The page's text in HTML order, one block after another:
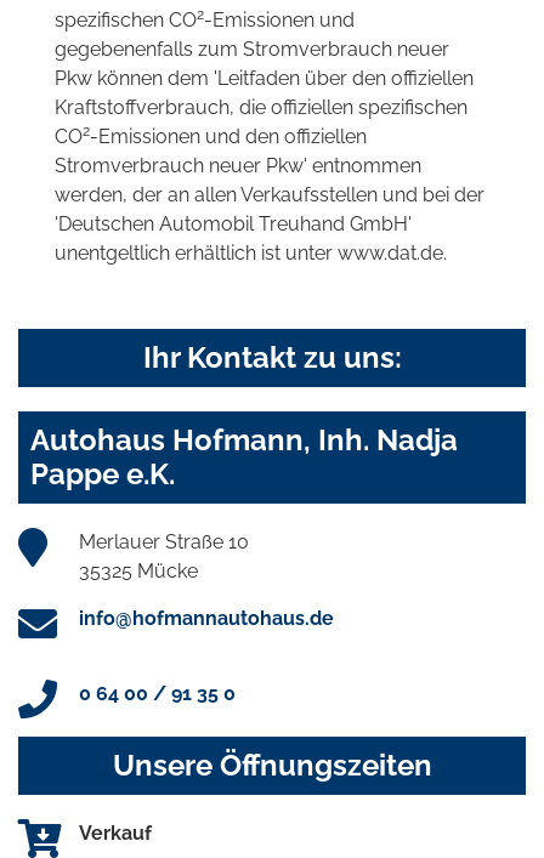
spezifischen CO2-Emissionen und
gegebenenfalls zum Stromverbrauch neuer
Pkw können dem 'Leitfaden über den offiziellen
Kraftstoffverbrauch, die offiziellen spezifischen
CO2-Emissionen und den offiziellen
Stromverbrauch neuer Pkw' entnommen
werden, der an allen Verkaufsstellen und bei der
'Deutschen Automobil Treuhand GmbH'
unentgeltlich erhältlich ist unter www.dat.de.
Ihr Kontakt zu uns:
Autohaus Hofmann, Inh. Nadja
Pappe e.K.
Merlauer Straße 10
35325 Mücke
info@hofmannautohaus.de
0 64 00 / 91 35 0
Unsere Öffnungszeiten
Verkauf